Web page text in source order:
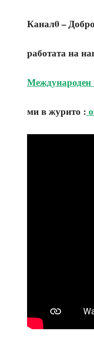
Канал0 –
работата на
ми в журито :